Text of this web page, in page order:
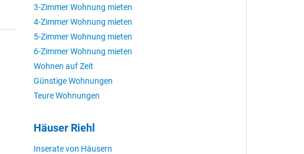
3-Zimmer Wohnung mieten
4-Zimmer Wohnung mieten
5-Zimmer Wohnung mieten
6-Zimmer Wohnung mieten
Wohnen auf Zeit
Günstige Wohnungen
Teure Wohnungen
Häuser Riehl
Inserate von Häusern